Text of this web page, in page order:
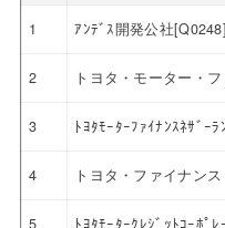
1 ｱﾝﾃﾞｽ開発公社[Q0248]
2 トヨタ・モーター・
3 ﾄﾖﾀﾓｰﾀｰﾌｧｲﾅﾝｽﾈｻﾞｰ
4 トヨタ・ファイナン
5 ﾄﾖﾀﾓｰﾀｰｸﾚｼﾞｯﾄｺｰﾎﾟ